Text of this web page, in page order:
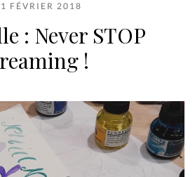
FÉVRIER 2018
: Never STOP
!